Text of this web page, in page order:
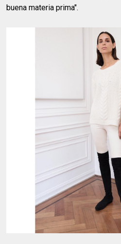
buena materia prima".